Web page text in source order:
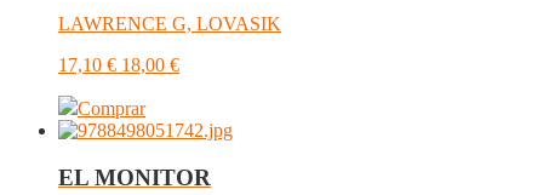
LAWRENCE G, LOVASIK
17,10 € 18,00 €
Comprar
EL MONITOR